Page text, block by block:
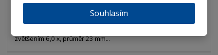
Souhlasím
SKLADEM
zvětšením 6,0 x, průměr 23 mm...